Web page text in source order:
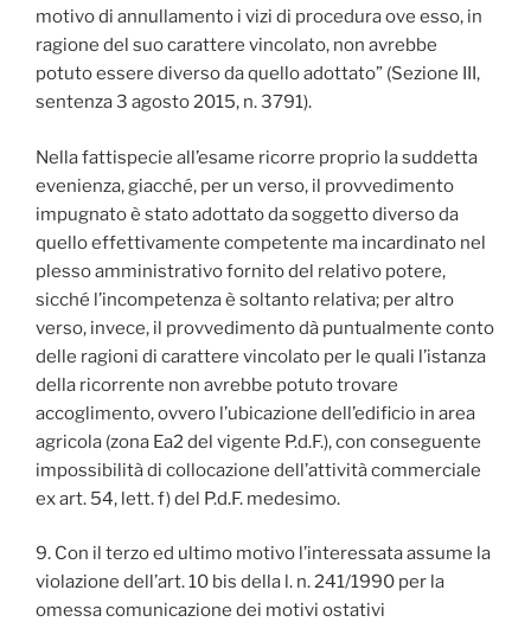
motivo di annullamento i vizi di procedura ove esso, in
ragione del suo carattere vincolato, non avrebbe
potuto essere diverso da quello adottato” (Sezione III,
sentenza 3 agosto 2015, n. 3791).
Nella fattispecie all’esame ricorre proprio la suddetta
evenienza, giacché, per un verso, il provvedimento
impugnato è stato adottato da soggetto diverso da
quello effettivamente competente ma incardinato nel
plesso amministrativo fornito del relativo potere,
sicché l’incompetenza è soltanto relativa; per altro
verso, invece, il provvedimento dà puntualmente conto
delle ragioni di carattere vincolato per le quali l’istanza
della ricorrente non avrebbe potuto trovare
accoglimento, ovvero l’ubicazione dell’edificio in area
agricola (zona Ea2 del vigente P.d.F.), con conseguente
impossibilità di collocazione dell’attività commerciale
ex art. 54, lett. f) del P.d.F. medesimo.
9. Con il terzo ed ultimo motivo l’interessata assume la
violazione dell’art. 10 bis della l. n. 241/1990 per la
omessa comunicazione dei motivi ostativi